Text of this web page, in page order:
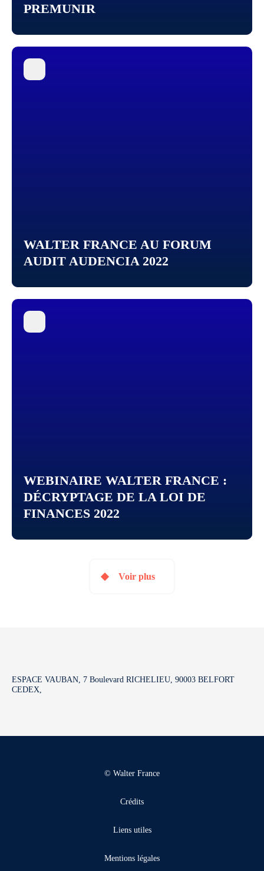
PREMUNIR
WALTER FRANCE AU FORUM
AUDIT AUDENCIA 2022
WEBINAIRE WALTER FRANCE :
DÉCRYPTAGE DE LA LOI DE
FINANCES 2022
Voir plus
ESPACE VAUBAN, 7 Boulevard RICHELIEU, 90003 BELFORT
CEDEX,
© Walter France
Crédits
Liens utiles
Mentions légales